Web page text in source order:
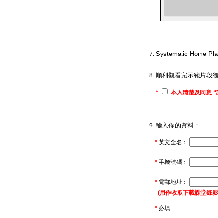
Systematic Home
順利觀看完示範片段
* 本人清楚及同意
輸入你的資料：
* 英文全名：
* 手機號碼：
* 電郵地址：
(用作收取下載課堂錄
* 必填